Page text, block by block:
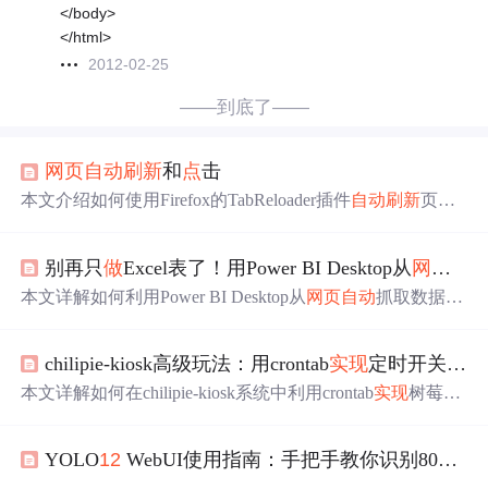
</body>
</html>
2012-02-25
——到底了——
网页自动刷新和 点击
本文介绍如何使用Firefox的TabReloader插件自动刷新页
别再只做Excel表了！用Power BI Desktop从 网页
本文详解如何利用Power BI Desktop从 网页自动抓取数据，
范、自动刷新部署（含网关与增量刷新）、交互可视化设
计及性能优化技巧。聚焦竞品监控、舆情分析、财务自动
chilipie-kiosk高级玩法：用crontab实现定时开关显示与页面
本文详解如何在chilipie-kiosk系统中利用crontab实现树莓派
盖必备脚本路径、crontab配置方法、权限设置与验证步
YOLO12 WebUI使用指南：手把手教你识别80种常见物体